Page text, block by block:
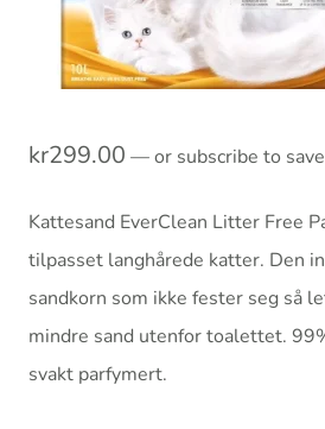
kr299.00 —or subscribe to save
Kattesand EverClean Litter Free
tilpasset langhårede katter. Den
sandkorn som ikke fester seg så
mindre sand utenfor toalettet.
svakt parfymert.